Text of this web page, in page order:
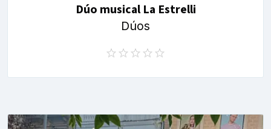
Dúo musical La Estrelli
Dúos